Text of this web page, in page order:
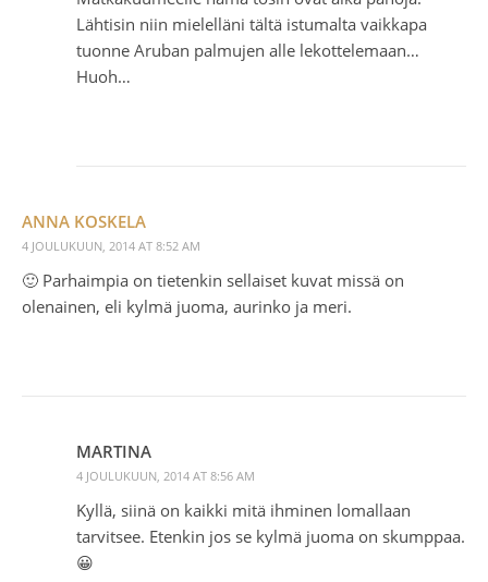
Lähtisin niin mielelläni tältä istumalta vaikkapa
tuonne Aruban palmujen alle lekottelemaan…
Huoh…
ANNA KOSKELA
4 JOULUKUUN, 2014 AT 8:52 AM
🙂 Parhaimpia on tietenkin sellaiset kuvat missä on
olenainen, eli kylmä juoma, aurinko ja meri.
MARTINA
4 JOULUKUUN, 2014 AT 8:56 AM
Kyllä, siinä on kaikki mitä ihminen lomallaan
tarvitsee. Etenkin jos se kylmä juoma on skumppaa.
😀